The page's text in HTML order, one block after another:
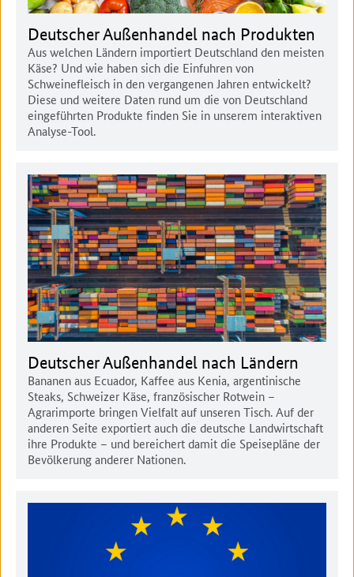
Deutscher Außenhandel nach Produkten
Aus welchen Ländern importiert Deutschland den meisten
Käse? Und wie haben sich die Einfuhren von
Schweinefleisch in den vergangenen Jahren entwickelt?
Diese und weitere Daten rund um die von Deutschland
eingeführten Produkte finden Sie in unserem interaktiven
Analyse-Tool.
Deutscher Außenhandel nach Ländern
Bananen aus Ecuador, Kaffee aus Kenia, argentinische
Steaks, Schweizer Käse, französischer Rotwein –
Agrarimporte bringen Vielfalt auf unseren Tisch. Auf der
anderen Seite exportiert auch die deutsche Landwirtschaft
ihre Produkte – und bereichert damit die Speisepläne der
Bevölkerung anderer Nationen.